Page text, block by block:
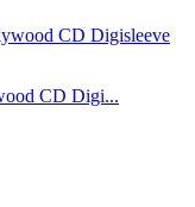
CD Digi...